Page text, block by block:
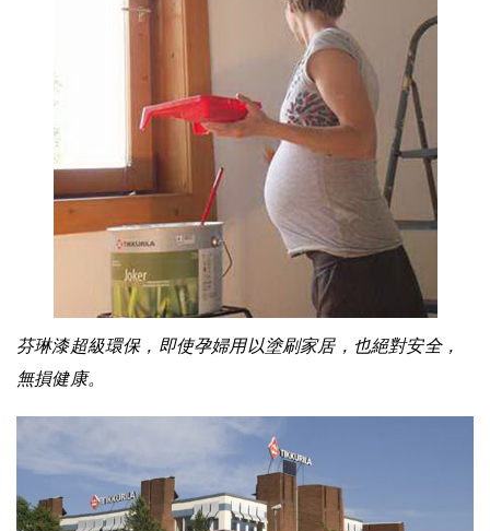
芬琳漆超級環保，即使孕婦用以塗刷家居，也絕對安全，
無損健康。